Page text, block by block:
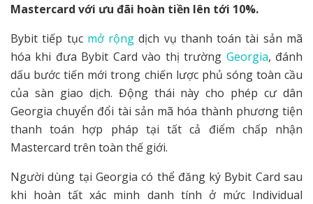
Mastercard với ưu đãi hoàn tiền lên tới 10%.
Bybit tiếp tục mở rộng dịch vụ thanh toán tài sản mã
hóa khi đưa Bybit Card vào thị trường Georgia, đánh
dấu bước tiến mới trong chiến lược phủ sóng toàn cầu
của sàn giao dịch. Động thái này cho phép cư dân
Georgia chuyển đổi tài sản mã hóa thành phương tiện
thanh toán hợp pháp tại tất cả điểm chấp nhận
Mastercard trên toàn thế giới.
Người dùng tại Georgia có thể đăng ký Bybit Card sau
khi hoàn tất xác minh danh tính ở mức Individual